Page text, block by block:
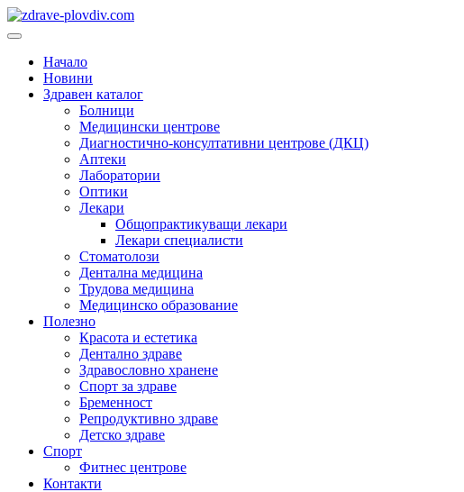
Преминете
към
Основно
Начало
Новини
Здравен каталог
Болници
Медицински центрове
Диагностично-консултативни центрове (ДКЦ)
Аптеки
Лаборатории
Оптики
Лекари
Общопрактикуващи лекари
Лекари специалисти
Стоматолози
Дентална медицина
Трудова медицина
Медицинско образование
Полезно
Красота и естетика
Дентално здраве
Здравословно хранене
Спорт за здраве
Бременност
Репродуктивно здраве
Детско здраве
Спорт
Фитнес центрове
Контакти